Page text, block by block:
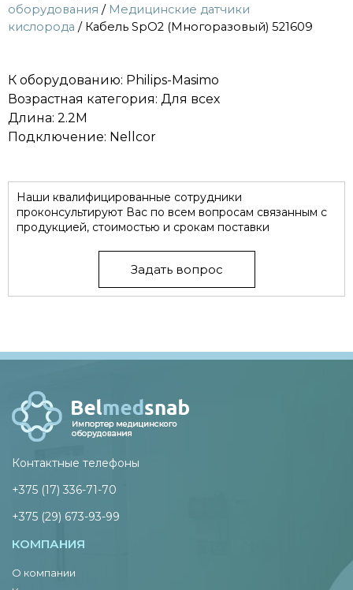
оборудования / Медицинские датчики
кислорода / Кабель SpO2 (Многоразовый) 521609
К оборудованию: Philips-Masimo
Возрастная категория: Для всех
Длина: 2.2M
Подключение: Nellcor
Наши квалифицированные сотрудники
проконсультируют Вас по всем вопросам связанным с
продукцией, стоимостью и срокам поставки
Задать вопрос
Контактные телефоны
+375 (17) 336-71-70
+375 (29) 673-93-99
КОМПАНИЯ
О компании